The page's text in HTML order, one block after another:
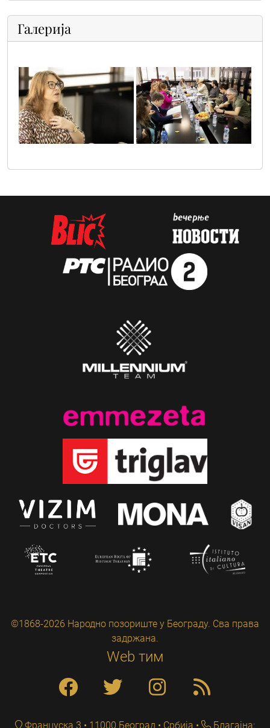
Галерија
sif63624 sif63562
©1868-2026 Народно позориште у Београду. Сва права
задржана.
Web тим
Француска 3 • 11000 Београд • Србија Благајна: